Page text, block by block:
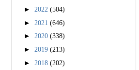
► 2022 (504)
► 2021 (646)
► 2020 (338)
► 2019 (213)
► 2018 (202)